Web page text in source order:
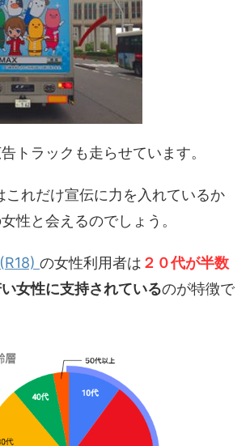
トラックも走らせています。
これだけ宣伝に力を入れているか
性と会えるのでしょう。
の女性利用者は ２０代が半数
女性に支持されているのが特徴で